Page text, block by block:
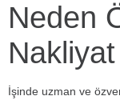
Neden
İşinde uzman ve